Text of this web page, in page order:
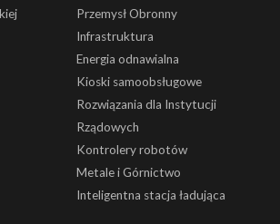
Przemysł Obronny
Infrastruktura
Energia odnawialna
Kioski samoobsługowe
Rozwiązania dla Instytucji
Rządowych
Kontrolery robotów
Metale i Górnictwo
Inteligentna stacja ładująca